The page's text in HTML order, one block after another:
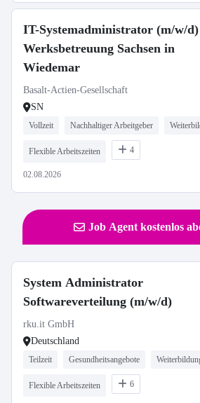
IT-Systemadministrator (m/w/d)
Werksbetreuung Sachsen in
Wiedemar
Basalt-Actien-Gesellschaft
SN
Vollzeit Nachhaltiger Arbeitgeber
Flexible Arbeitszeiten 4
02.08.2026
Job Agent kostenlos
System Administrator
Softwareverteilung (m/w/d)
rku.it GmbH
Deutschland
Teilzeit Gesundheitsangebote
Flexible Arbeitszeiten 6